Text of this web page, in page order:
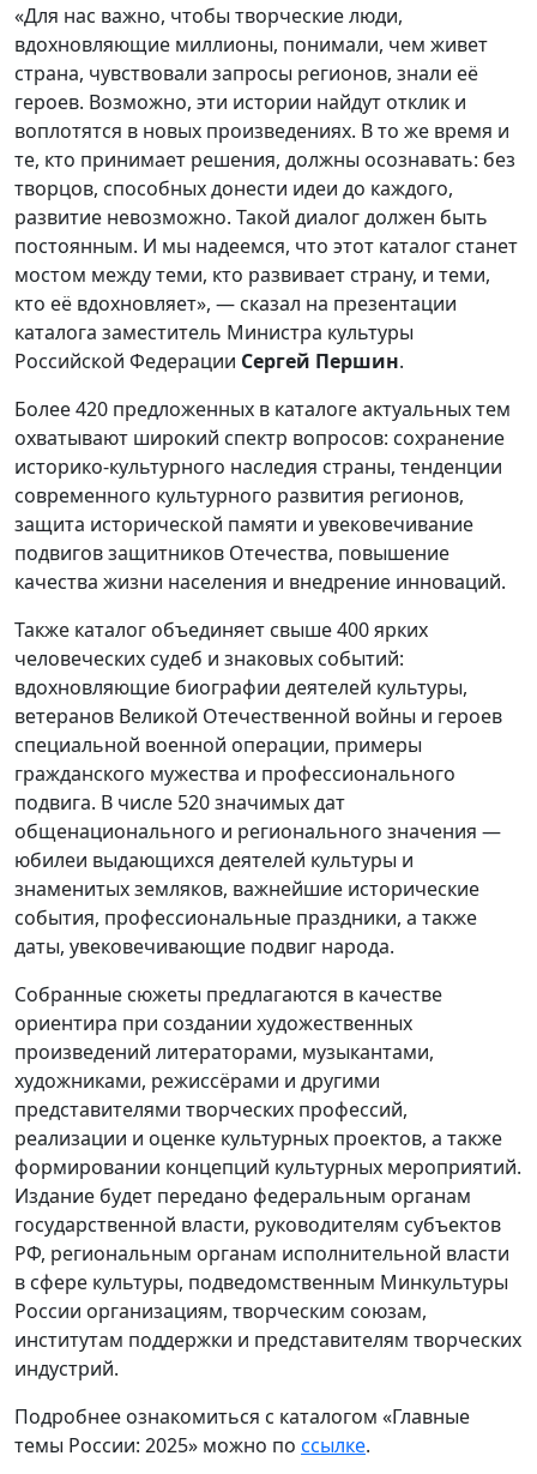
«Для нас важно, чтобы творческие люди,
вдохновляющие миллионы, понимали, чем живет
страна, чувствовали запросы регионов, знали её
героев. Возможно, эти истории найдут отклик и
воплотятся в новых произведениях. В то же время и
те, кто принимает решения, должны осознавать: без
творцов, способных донести идеи до каждого,
развитие невозможно. Такой диалог должен быть
постоянным. И мы надеемся, что этот каталог станет
мостом между теми, кто развивает страну, и теми,
кто её вдохновляет», — сказал на презентации
каталога заместитель Министра культуры
Российской Федерации Сергей Першин.
Более 420 предложенных в каталоге актуальных тем
охватывают широкий спектр вопросов: сохранение
историко-культурного наследия страны, тенденции
современного культурного развития регионов,
защита исторической памяти и увековечивание
подвигов защитников Отечества, повышение
качества жизни населения и внедрение инноваций.
Также каталог объединяет свыше 400 ярких
человеческих судеб и знаковых событий:
вдохновляющие биографии деятелей культуры,
ветеранов Великой Отечественной войны и героев
специальной военной операции, примеры
гражданского мужества и профессионального
подвига. В числе 520 значимых дат
общенационального и регионального значения —
юбилеи выдающихся деятелей культуры и
знаменитых земляков, важнейшие исторические
события, профессиональные праздники, а также
даты, увековечивающие подвиг народа.
Собранные сюжеты предлагаются в качестве
ориентира при создании художественных
произведений литераторами, музыкантами,
художниками, режиссёрами и другими
представителями творческих профессий,
реализации и оценке культурных проектов, а также
формировании концепций культурных мероприятий.
Издание будет передано федеральным органам
государственной власти, руководителям субъектов
РФ, региональным органам исполнительной власти
в сфере культуры, подведомственным Минкультуры
России организациям, творческим союзам,
институтам поддержки и представителям творческих
индустрий.
Подробнее ознакомиться с каталогом «Главные
темы России: 2025» можно по ссылке.